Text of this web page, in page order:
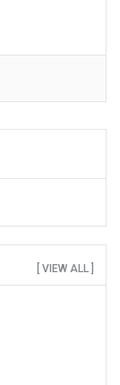
[ VIEW ALL ]